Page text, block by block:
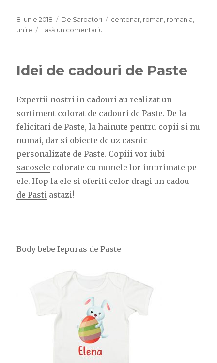
Publicat
pe
8 iunie 2018 Categorii
De Sarbatori Etichete
centenar roman romania
unire
Lasă un comentariu
de
Unire
Idei de cadouri de Paste
Expertii nostri in cadouri au realizat un
sortiment colorat de cadouri de Paste. De la
felicitari de Paste, lahainute pentru copii si nu
numai, dar si obiecte de uz casnic
personalizate de Paste. Copiii vor iubi
sacosele colorate cu numele lor imprimate pe
ele. Hop la ele si oferiti celor dragi un cadou
de Pasti astazi!
Body bebe Iepuras de Paste